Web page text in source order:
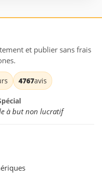
et publier sans frais
4767avis
à but non lucratif